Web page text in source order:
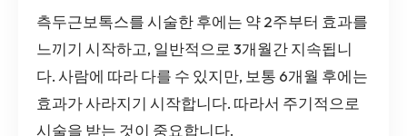
측두근보톡스를 시술한 후에는 약 2주부터 효과를
느끼기 시작하고, 일반적으로 3개월간 지속됩니
다. 사람에 따라 다를 수 있지만, 보통 6개월 후에는
효과가 사라지기 시작합니다. 따라서 주기적으로
시술을 받는 것이 중요합니다.